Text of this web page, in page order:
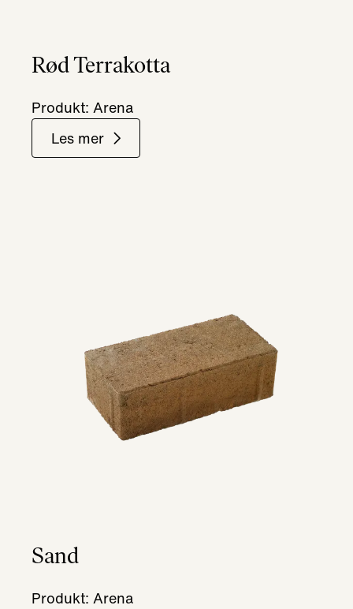
Rød Terrakotta
Produkt: Arena
Les mer
Sand
Produkt: Arena